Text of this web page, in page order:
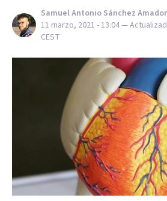
Samuel Antonio Sánchez Amador
11 marzo, 2021 - 13:04—
CEST